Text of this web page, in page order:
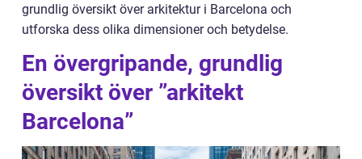
grundlig översikt över arkitektur i Barcelona och
utforska dess olika dimensioner och betydelse.
En övergripande, grundlig
översikt över ”arkitekt
Barcelona”